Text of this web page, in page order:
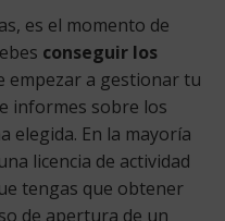
es el momento de
conseguir los
empezar a gestionar tu
informes sobre los
elegida. En la mayoría
licencia de actividad
tengas que obtener
de apertura de un